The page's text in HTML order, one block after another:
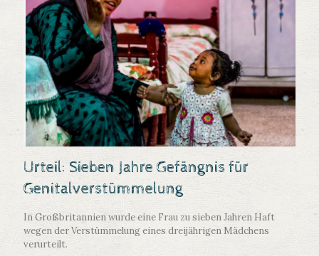
Urteil: Sieben Jahre Gefängnis für
Genitalverstümmelung
In Großbritannien wurde eine Frau zu sieben Jahren Haft
wegen der Verstümmelung eines dreijährigen Mädchens
verurteilt.